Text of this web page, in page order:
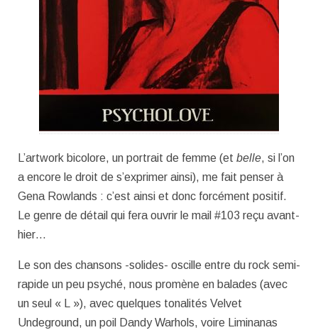
L’artwork bicolore, un portrait de femme (et belle, si l’on
a encore le droit de s’exprimer ainsi), me fait penser à
Gena Rowlands : c’est ainsi et donc forcément positif.
Le genre de détail qui fera ouvrir le mail #103 reçu avant-
hier…
Le son des chansons -solides- oscille entre du rock semi-
rapide un peu psyché, nous promène en balades (avec
un seul « L »), avec quelques tonalités Velvet
Undeground, un poil Dandy Warhols, voire Liminanas